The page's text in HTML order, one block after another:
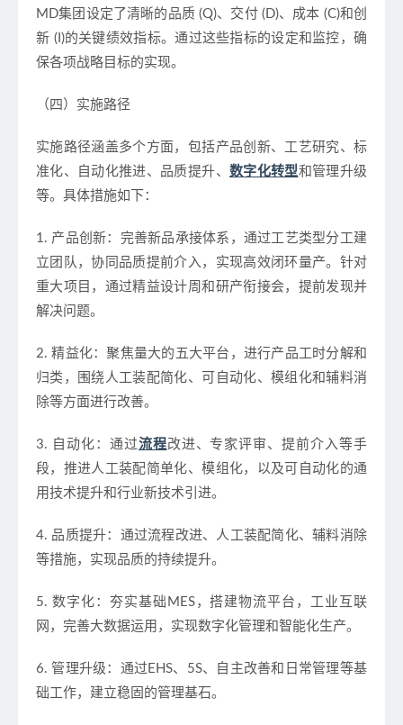
MD集团设定了清晰的品质 (Q)、交付 (D)、成本 (C)和创
新 (I)的关键绩效指标。通过这些指标的设定和监控，确
保各项战略目标的实现。
（四）实施路径
实施路径涵盖多个方面，包括产品创新、工艺研究、标
准化、自动化推进、品质提升、 数字化转型和管理升级
等。具体措施如下：
1. 产品创新：完善新品承接体系，通过工艺类型分工建
立团队，协同品质提前介入，实现高效闭环量产。针对
重大项目，通过精益设计周和研产衔接会，提前发现并
解决问题。
2. 精益化：聚焦量大的五大平台，进行产品工时分解和
归类，围绕人工装配简化、可自动化、模组化和辅料消
除等方面进行改善。
3. 自动化：通过流程改进、专家评审、提前介入等手
段，推进人工装配简单化、模组化，以及可自动化的通
用技术提升和行业新技术引进。
4. 品质提升：通过流程改进、人工装配简化、辅料消除
等措施，实现品质的持续提升。
5. 数字化：夯实基础MES，搭建物流平台，工业互联
网，完善大数据运用，实现数字化管理和智能化生产。
6. 管理升级：通过EHS、5S、自主改善和日常管理等基
础工作，建立稳固的管理基石。